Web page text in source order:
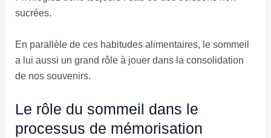
sucrées.
En parallèle de ces habitudes alimentaires, le sommeil
a lui aussi un grand rôle à jouer dans la consolidation
de nos souvenirs.
Le rôle du sommeil dans le
processus de mémorisation